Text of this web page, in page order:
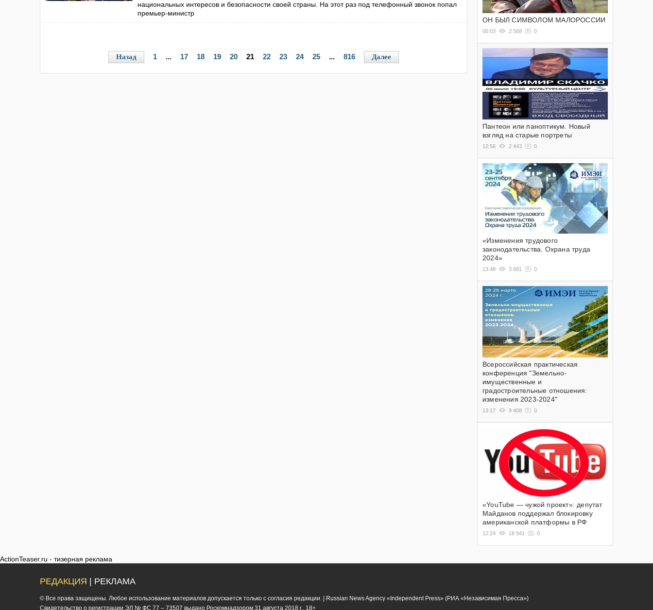
национальных интересов и безопасности своей страны. На этот раз под телефонный звонок попал
премьер-министр
Назад 1 ... 17 18 19 20 21 22 23 24 25 ... 816 Далее
ОН БЫЛ СИМВОЛОМ МАЛОРОССИИ
00:03 2 568 0
Пантеон или паноптикум. Новый
взгляд на старые портреты
12:56 2 443 0
«Изменения трудового
законодательства. Охрана труда
2024»
13:48 3 681 0
Всероссийская практическая
конференция "Земельно-
имущественные и
градостроительные отношения:
изменения 2023-2024"
13:17 9 408 0
«YouTube — чужой проект»: депутат
Майданов поддержал блокировку
американской платформы в РФ
12:24 18 941 0
ActionTeaser.ru - тизерная реклама
РЕДАКЦИЯ | РЕКЛАМА
© Все права защищены. Любое использование материалов допускается только с согласия редакции. | Russian News Agency «Independent Press» (РИА «Независимая Пресса»)
Cвидетельство о регистрации ЭЛ № ФС 77 – 73507 выдано Роскомнадзором 31 августа 2018 г.. 18+